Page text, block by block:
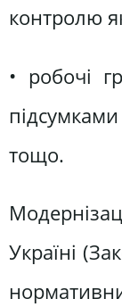
контролю
• робочі
тощо.
Україні